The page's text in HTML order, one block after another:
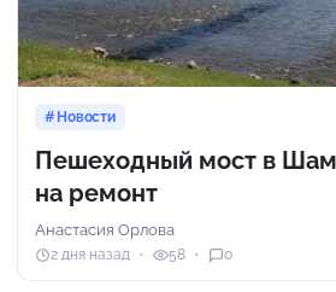
Новости
Пешеходный мост в
на ремонт
Анастасия Орлова
2 дня назад 58 0